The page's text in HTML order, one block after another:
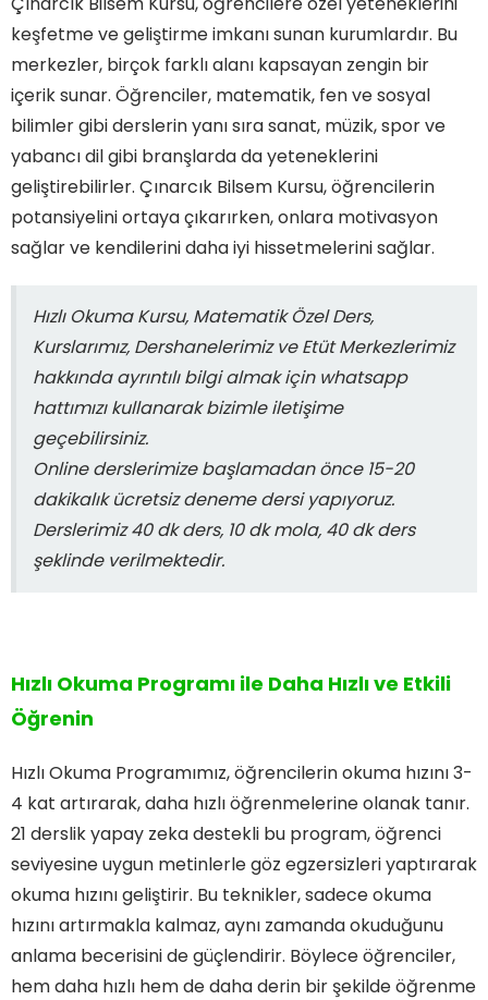
keşfetme ve geliştirme imkanı sunan kurumlardır. Bu
merkezler, birçok farklı alanı kapsayan zengin bir
içerik sunar. Öğrenciler, matematik, fen ve sosyal
bilimler gibi derslerin yanı sıra sanat, müzik, spor ve
yabancı dil gibi branşlarda da yeteneklerini
geliştirebilirler. Çınarcık Bilsem Kursu, öğrencilerin
potansiyelini ortaya çıkarırken, onlara motivasyon
sağlar ve kendilerini daha iyi hissetmelerini sağlar.
Hızlı Okuma Kursu, Matematik Özel Ders,
Kurslarımız, Dershanelerimiz ve Etüt Merkezlerimiz
hakkında ayrıntılı bilgi almak için whatsapp
hattımızı kullanarak bizimle iletişime
geçebilirsiniz.
Online derslerimize başlamadan önce 15-20
dakikalık ücretsiz deneme dersi yapıyoruz.
Derslerimiz 40 dk ders, 10 dk mola, 40 dk ders
şeklinde verilmektedir.
Hızlı Okuma Programı ile Daha Hızlı ve Etkili
Öğrenin
Hızlı Okuma Programımız, öğrencilerin okuma hızını 3-
4 kat artırarak, daha hızlı öğrenmelerine olanak tanır.
21 derslik yapay zeka destekli bu program, öğrenci
seviyesine uygun metinlerle göz egzersizleri yaptırarak
okuma hızını geliştirir. Bu teknikler, sadece okuma
hızını artırmakla kalmaz, aynı zamanda okuduğunu
anlama becerisini de güçlendirir. Böylece öğrenciler,
hem daha hızlı hem de daha derin bir şekilde öğrenme